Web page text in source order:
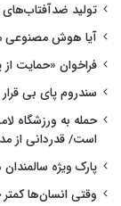
تولید ضدآفتاب‌های
آیا هوش مصنوعی
فراخوان «حمایت
سندروم پای بی
حمله به ورزشگاه
است/ قدردانی از
پارک ویژه
وقتی انسان‌ها